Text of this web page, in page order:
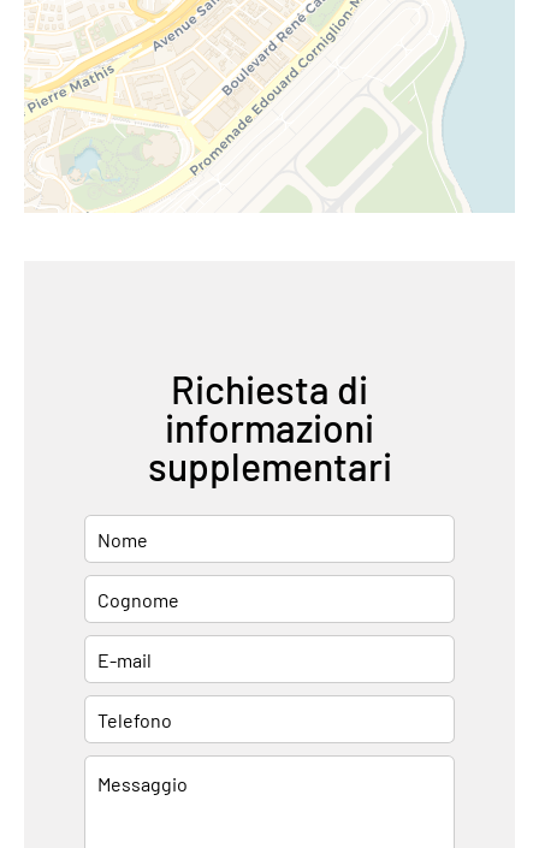
Richiesta di
informazioni
supplementari